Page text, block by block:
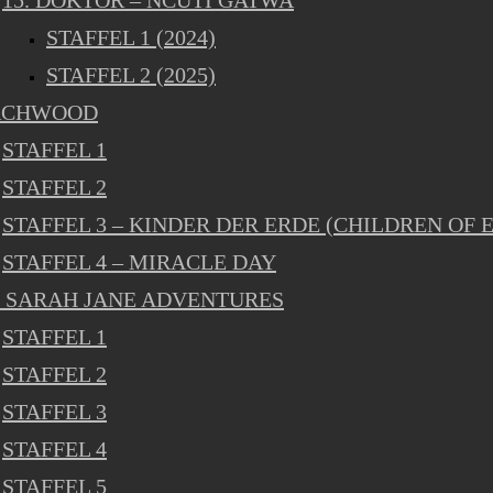
STAFFEL 1 (2024)
STAFFEL 2 (2025)
STAFFEL 1
STAFFEL 2
STAFFEL 3 – KINDER DER ERDE (CHILDREN OF
STAFFEL 4 – MIRACLE DAY
SARAH JANE ADVENTURES
STAFFEL 1
STAFFEL 2
STAFFEL 3
STAFFEL 4
STAFFEL 5